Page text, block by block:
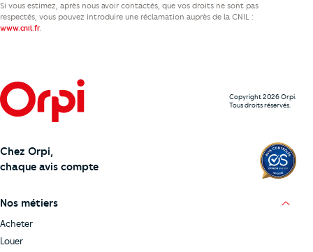
Si vous estimez, après nous avoir contactés, que vos droits ne sont pas
respectés, vous pouvez introduire une réclamation auprès de la CNIL :
www.cnil.fr.
Copyright 2026 Orpi.
Tous droits réservés.
Chez Orpi,
chaque avis compte
Nos métiers
Acheter
Louer